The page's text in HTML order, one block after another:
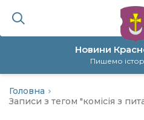
Новини
Пишемо
політика
Головна
Записи з тегом "комісія з